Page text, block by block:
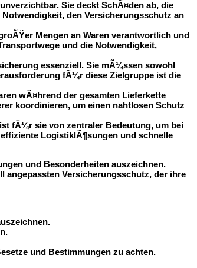
Sie deckt SchÃ¤den ab, die
den Versicherungsschutz an
Mengen an Waren verantwortlich und
und die Notwendigkeit,
essenziell. Sie mÃ¼ssen sowohl
fÃ¼r diese Zielgruppe ist die
wÃ¤hrend der gesamten Lieferkette
koordinieren, um einen nahtlosen Schutz
fÃ¼r sie von zentraler Bedeutung, um bei
LogistiklÃ¶sungen und schnelle
und Besonderheiten auszeichnen.
angepassten Versicherungsschutz, der ihre
und Bestimmungen zu achten.